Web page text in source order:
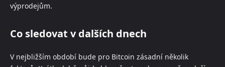
výprodejům.
Co sledovat v dalších dnech
V nejbližším období bude pro Bitcoin zásadní několik